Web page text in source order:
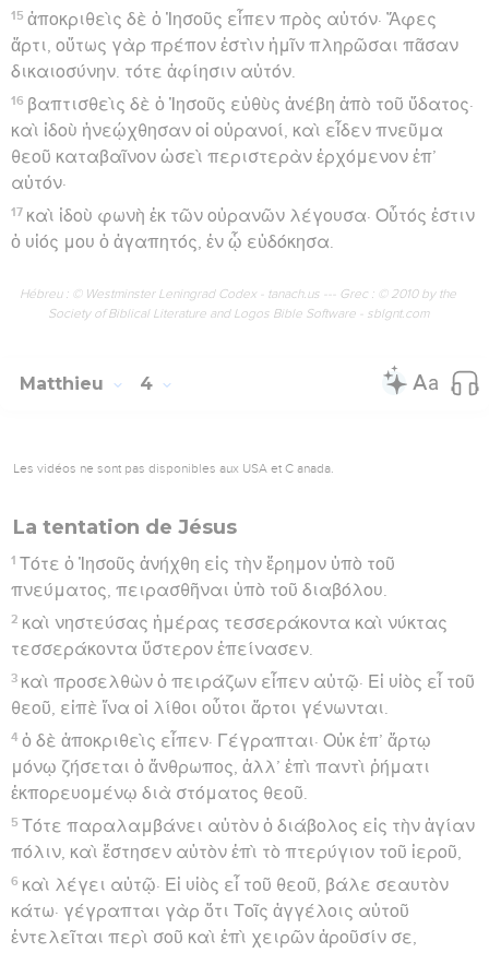
15 ἀποκριθεὶς δὲ ὁ Ἰησοῦς εἶπεν πρὸς αὐτόν· Ἄφες
ἄρτι, οὕτως γὰρ πρέπον ἐστὶν ἡμῖν πληρῶσαι πᾶσαν
δικαιοσύνην. τότε ἀφίησιν αὐτόν.
16 βαπτισθεὶς δὲ ὁ Ἰησοῦς εὐθὺς ἀνέβη ἀπὸ τοῦ ὕδατος·
καὶ ἰδοὺ ἠνεῴχθησαν οἱ οὐρανοί, καὶ εἶδεν πνεῦμα
θεοῦ καταβαῖνον ὡσεὶ περιστερὰν ἐρχόμενον ἐπ’
αὐτόν·
17 καὶ ἰδοὺ φωνὴ ἐκ τῶν οὐρανῶν λέγουσα· Οὗτός ἐστιν
ὁ υἱός μου ὁ ἀγαπητός, ἐν ᾧ εὐδόκησα.
Hébreu : © Westminster Leningrad Codex - tanach.us --- Grec : © 2010 by the
Society of Biblical Literature and Logos Bible Software - sblgnt.com
Matthieu 4
Les vidéos ne sont pas disponibles aux USA et C anada.
La tentation de Jésus
1 Τότε ὁ Ἰησοῦς ἀνήχθη εἰς τὴν ἔρημον ὑπὸ τοῦ
πνεύματος, πειρασθῆναι ὑπὸ τοῦ διαβόλου.
2 καὶ νηστεύσας ἡμέρας τεσσεράκοντα καὶ νύκτας
τεσσεράκοντα ὕστερον ἐπείνασεν.
3 καὶ προσελθὼν ὁ πειράζων εἶπεν αὐτῷ· Εἰ υἱὸς εἶ τοῦ
θεοῦ, εἰπὲ ἵνα οἱ λίθοι οὗτοι ἄρτοι γένωνται.
4 ὁ δὲ ἀποκριθεὶς εἶπεν· Γέγραπται· Οὐκ ἐπ’ ἄρτῳ
μόνῳ ζήσεται ὁ ἄνθρωπος, ἀλλ’ ἐπὶ παντὶ ῥήματι
ἐκπορευομένῳ διὰ στόματος θεοῦ.
5 Τότε παραλαμβάνει αὐτὸν ὁ διάβολος εἰς τὴν ἁγίαν
πόλιν, καὶ ἔστησεν αὐτὸν ἐπὶ τὸ πτερύγιον τοῦ ἱεροῦ,
6 καὶ λέγει αὐτῷ· Εἰ υἱὸς εἶ τοῦ θεοῦ, βάλε σεαυτὸν
κάτω· γέγραπται γὰρ ὅτι Τοῖς ἀγγέλοις αὐτοῦ
ἐντελεῖται περὶ σοῦ καὶ ἐπὶ χειρῶν ἀροῦσίν σε,